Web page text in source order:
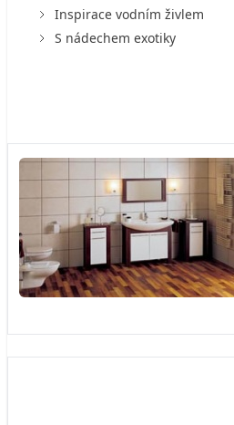
Inspirace vodním živlem
S nádechem exotiky